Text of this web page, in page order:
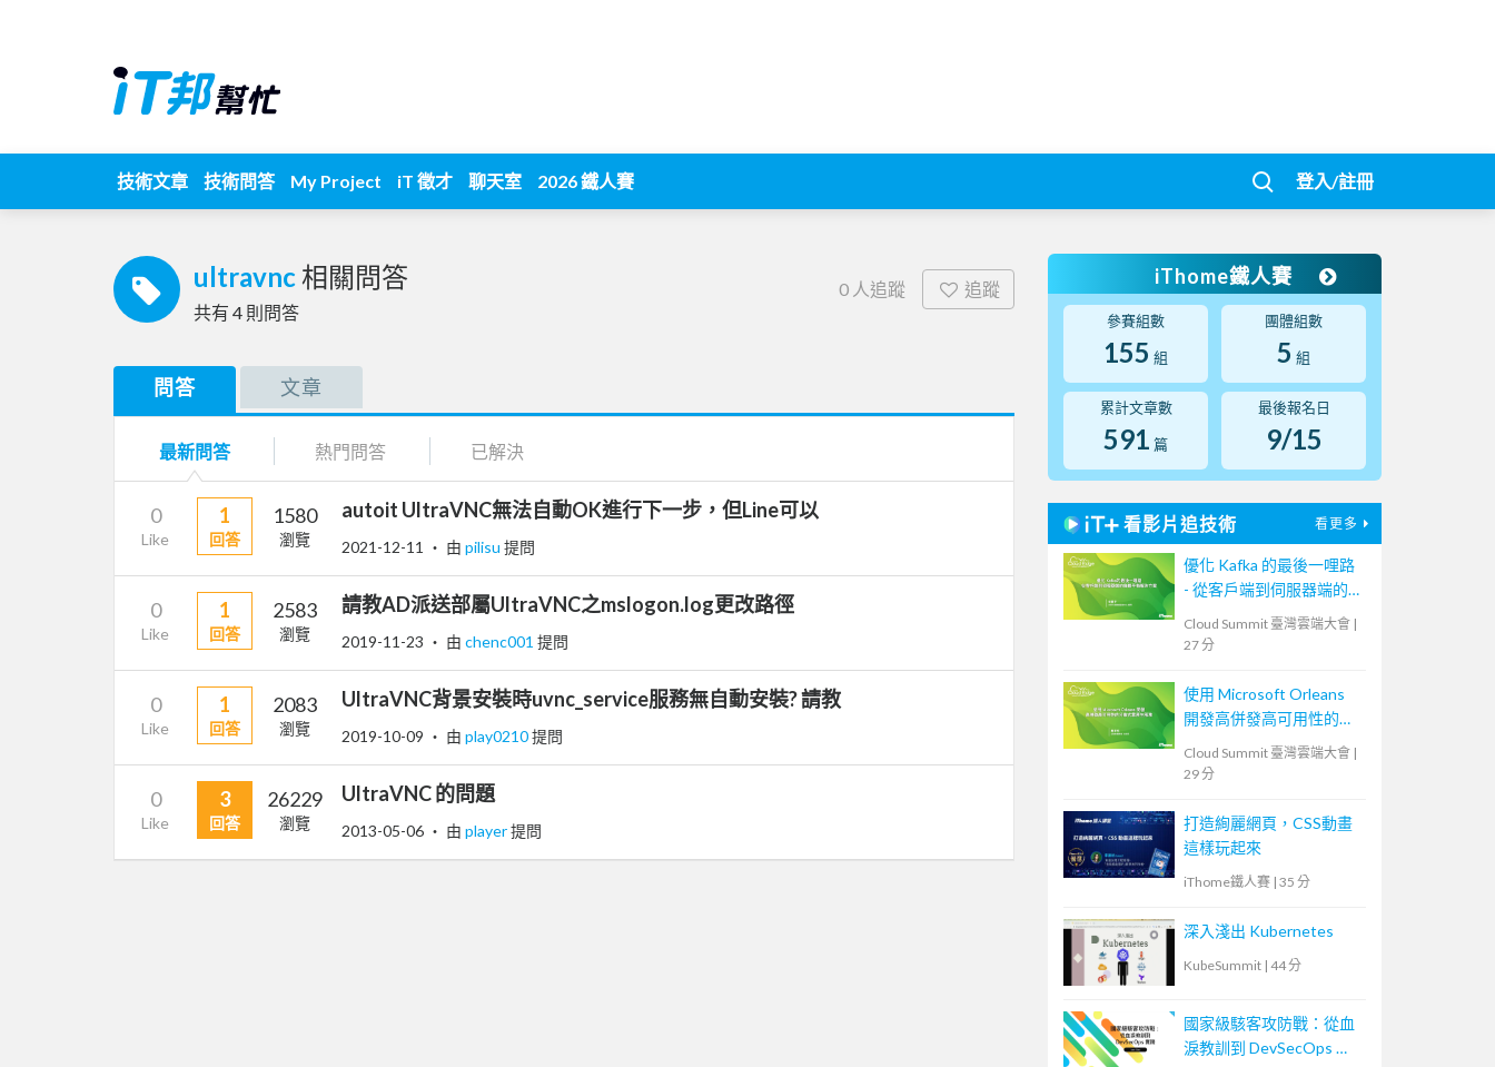
技術文章 技術問答 My Project iT 徵才 聊天室 2026 鐵人賽 登入/註冊
ultravnc 相關問答
共有 4 則問答
0 人追蹤 追蹤
問答 文章
最新問答 熱門問答 已解決
0
Like
1
回答
1580
瀏覽
autoit UltraVNC無法自動OK進行下一步，但Line可以
2021-12-11 ‧ 由 pilisu 提問
0
Like
1
回答
2583
瀏覽
請教AD派送部屬UltraVNC之mslogon.log更改路徑
2019-11-23 ‧ 由 chenc001 提問
0
Like
1
回答
2083
瀏覽
UltraVNC背景安裝時uvnc_service服務無自動安裝? 請教
2019-10-09 ‧ 由 play0210提問
0
Like
3
回答
26229
瀏覽
UltraVNC 的問題
2013-05-06 ‧ 由 player提問
iThome鐵人賽
參賽組數
155 組
團體組數
5 組
累計文章數
591 篇
最後報名日
9/15
看影片追技術 看更多
優化 Kafka 的最後一哩路
- 從客戶端到伺服器端的
負載平衡解決方案
Cloud Summit 臺灣雲端大會 |
27 分
使用 Microsoft Orleans
開發高併發高可用性的分
散式雲原生服務
Cloud Summit 臺灣雲端大會 |
29 分
打造絢麗網頁，CSS動畫
這樣玩起來
iThome鐵人賽 | 35 分
深入淺出 Kubernetes
KubeSummit | 44 分
國家級駭客攻防戰：從血
淚教訓到 DevSecOps 實